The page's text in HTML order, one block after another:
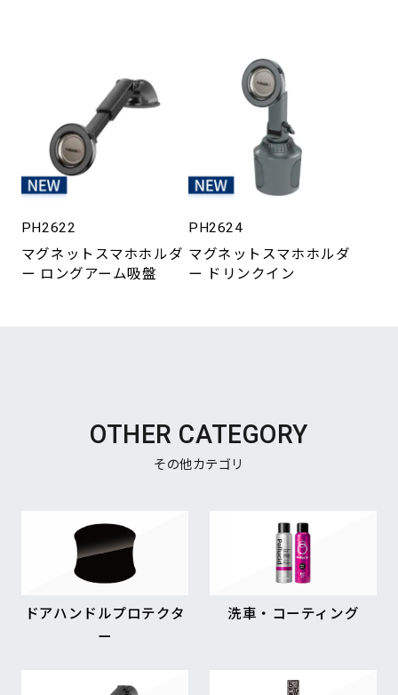
PH2622
マグネットスマホホルダ
ー ロングアーム吸盤
PH2624
マグネットスマホホルダ
ー ドリンクイン
OTHER CATEGORY
その他カテゴリ
ドアハンドルプロテクタ
ー
洗車・コーティング